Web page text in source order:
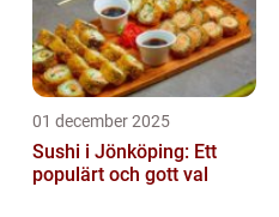
01 december 2025
Sushi i Jönköping: Ett
populärt och gott val